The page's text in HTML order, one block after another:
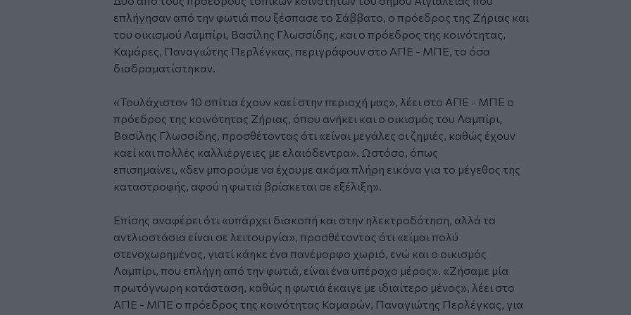
επλήγησαν από την φωτιά που ξέσπασε το Σάββατο, ο πρόεδρος της Ζήριας και
του οικισμού Λαμπίρι, Βασίλης Γλωσσίδης, και ο πρόεδρος της κοινότητας,
Καμάρες, Παναγιώτης Περλέγκας, περιγράφουν στο ΑΠΕ - ΜΠΕ, τα όσα
διαδραματίστηκαν.
«Τουλάχιστον 10 σπίτια έχουν καεί στην περιοχή μας», λέει στο ΑΠΕ - ΜΠΕ ο
πρόεδρος της κοινότητας Ζήριας, όπου ανήκει και ο οικισμός του Λαμπίρι,
Βασίλης Γλωσσίδης, προσθέτοντας ότι «είναι μεγάλες οι ζημιές, καθώς έχουν
καεί και πολλές καλλιέργειες με ελαιόδεντρα». Ωστόσο, όπως
επισημαίνει, «δεν μπορούμε να έχουμε ακόμα πλήρη εικόνα για το μέγεθος της
καταστροφής, αφού η φωτιά βρίσκεται σε εξέλιξη».
Επίσης αναφέρει ότι «υπάρχει διακοπή και στην ηλεκτροδότηση, αλλά τα
αντλιοστάσια είναι σε λειτουργία», προσθέτοντας ότι «είμαι πολύ
στενοχωρημένος, γιατί κάηκε ένα πανέμορφο χωριό, ενώ και ο οικισμός
Λαμπίρι, που επλήγη από την φωτιά, είναι ένα υπέροχο μέρος». «Ζήσαμε μία
πρωτόγνωρη κατάσταση, καθώς η φωτιά έκαιγε με ιδιαίτερο μένος», λέει στο
ΑΠΕ - ΜΠΕ ο πρόεδρος της κοινότητας Καμαρών, Παναγιώτης Περλέγκας, για